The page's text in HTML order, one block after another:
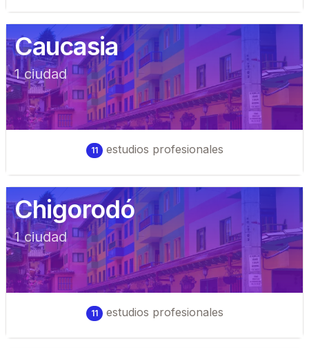
Caucasia
1ciudad
11 estudios profesionales
Chigorodó
1ciudad
11 estudios profesionales